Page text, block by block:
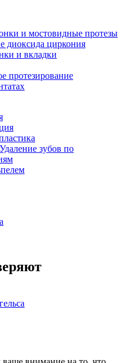
и мостовидные протезы
диоксида циркония
и вкладки
протезирование
зубов по